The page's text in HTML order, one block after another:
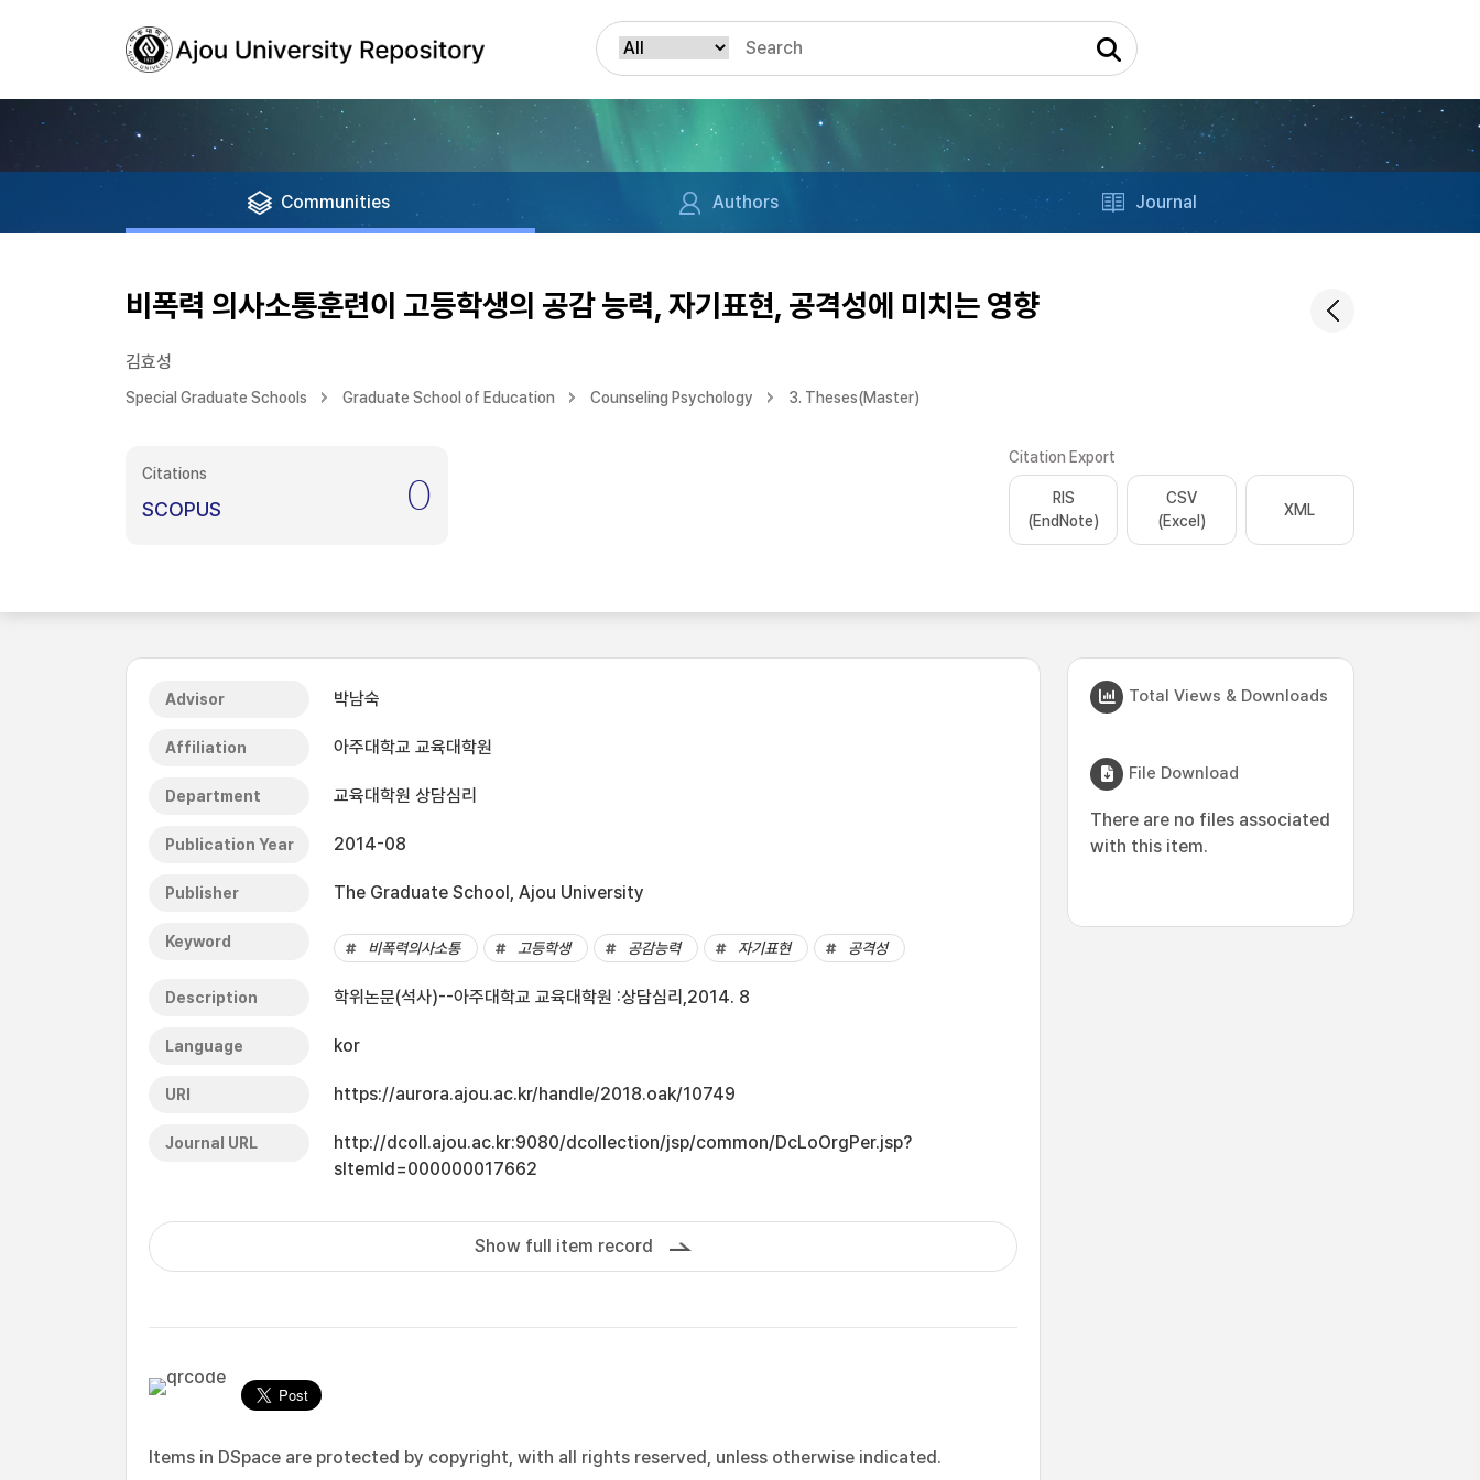
Communities Authors Journal
비폭력 의사소통훈련이 고등학생의 공감 능력, 자기표현, 공격성에 미치는 영향
김효성
Special Graduate Schools Graduate School of Education Counseling Psychology 3. Theses(Master)
Citations
SCOPUS 0
Citation Export
RIS
(EndNote)
CSV
(Excel)
XML
Advisor 박남숙
Affiliation 아주대학교 교육대학원
Department 교육대학원 상담심리
Publication Year 2014-08
Publisher The Graduate School, Ajou University
Keyword 비폭력의사소통 고등학생 공감능력 자기표현 공격성
Description 학위논문(석사)--아주대학교 교육대학원 :상담심리,2014. 8
Language kor
URI https://aurora.ajou.ac.kr/handle/2018.oak/10749
Journal URL
http://dcoll.ajou.ac.kr:9080/dcollection/jsp/common/DcLoOrgPer.jsp?
sItemId=000000017662
Show full item record
Items in DSpace are protected by copyright, with all rights reserved, unless otherwise indicated.
Total Views & Downloads
File Download
There are no files associated
with this item.